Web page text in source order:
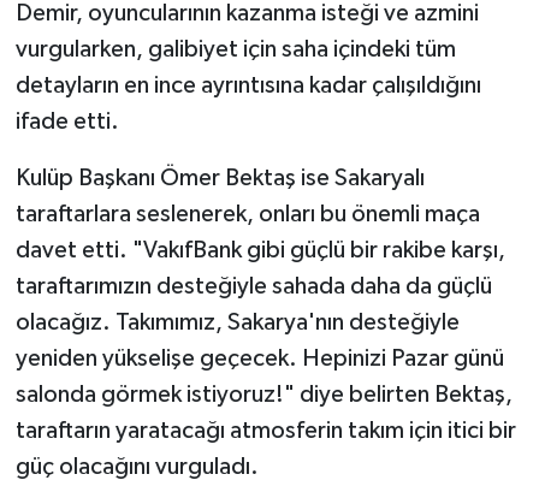
Demir, oyuncularının kazanma isteği ve azmini
vurgularken, galibiyet için saha içindeki tüm
detayların en ince ayrıntısına kadar çalışıldığını
ifade etti.
Kulüp Başkanı Ömer Bektaş ise Sakaryalı
taraftarlara seslenerek, onları bu önemli maça
davet etti. "VakıfBank gibi güçlü bir rakibe karşı,
taraftarımızın desteğiyle sahada daha da güçlü
olacağız. Takımımız, Sakarya'nın desteğiyle
yeniden yükselişe geçecek. Hepinizi Pazar günü
salonda görmek istiyoruz!" diye belirten Bektaş,
taraftarın yaratacağı atmosferin takım için itici bir
güç olacağını vurguladı.